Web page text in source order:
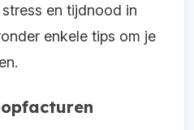
en tijdnood in
enkele tips om je